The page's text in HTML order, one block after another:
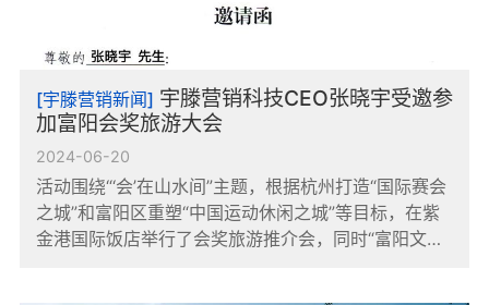
[宇滕营销新闻] 宇滕营销科技CEO张晓宇受邀参
加富阳会奖旅游大会
2024-06-20
活动围绕“‘会’在山水间”主题，根据杭州打造“国际赛会
之城”和富阳区重塑“中国运动休闲之城”等目标，在紫
金港国际饭店举行了会奖旅游推介会，同时“富阳文旅